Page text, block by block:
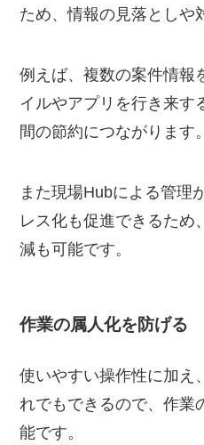
ため、情報の見落としや
例えば、複数の案件情報
イルやアプリを行き来す
間の節約につながります。
また現場Hubによる管理
レス化も促進できるため
減も可能です。
作業の属人化を防げる
使いやすい操作性に加え
れでもできるので、作業
能です。